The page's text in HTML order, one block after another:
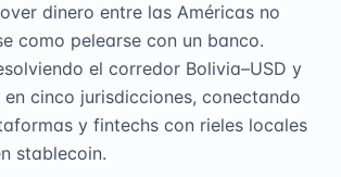
dinero entre las Américas no
como pelearse con un banco.
el corredor Bolivia–USD y
cinco jurisdicciones, conectando
y fintechs con rieles locales
stablecoin.